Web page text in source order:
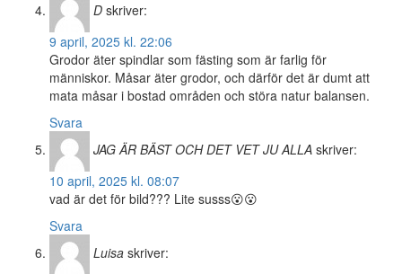
D skriver:
9 april, 2025 kl. 22:06
Grodor äter spindlar som fästing som är farlig för
människor. Måsar äter grodor, och därför det är dumt att
mata måsar i bostad områden och störa natur balansen.
Svara
JAG ÄR BÄST OCH DET VET JU ALLA skriver:
10 april, 2025 kl. 08:07
vad är det för bild??? Lite susss😮😮
Svara
Luisa skriver: